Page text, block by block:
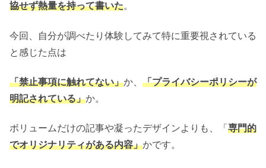
協せず熱量を持って書いた。
今回、自分が調べたり体験してみて特に重要視されている
と感じた点は
「禁止事項に触れてない」か、 「プライバシーポリシーが
明記されている」か。
ボリュームだけの記事や凝ったデザインよりも、「 専門的
でオリジナリティがある内容」かです。